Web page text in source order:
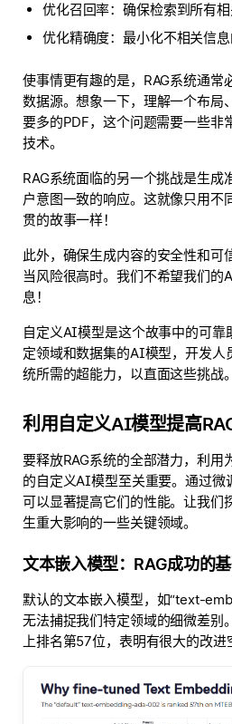
优化召回率：确保检索到所有
优化精确度：最小化不相关信
使事情更有趣的是，RAG系统通常
数据源。想象一下，理解一个布局
要多的PDF，这个问题需要一些非
技术。
RAG系统面临的另一个挑战是生成
户意图一致的响应。这就像只用不
贯的故事一样！
此外，确保生成内容的安全性和可
当风险很高时。我们不希望我们
息！
自定义AI模型是这个故事中的可靠
定领域和数据集的AI模型，开发人
统所需的超能力，以直面这些挑战。
利用自定义AI模型提高
要释放RAG系统的全部潜力，利用
的自定义AI模型至关重要。通过微
可以显著提高它们的性能。让我们
生重大影响的一些关键领域。
文本嵌入模型：RAG成功的
默认的文本嵌入模型，如“text-
无法捕捉我们特定领域的细微差别
上排名第57位，表明有很大的改进